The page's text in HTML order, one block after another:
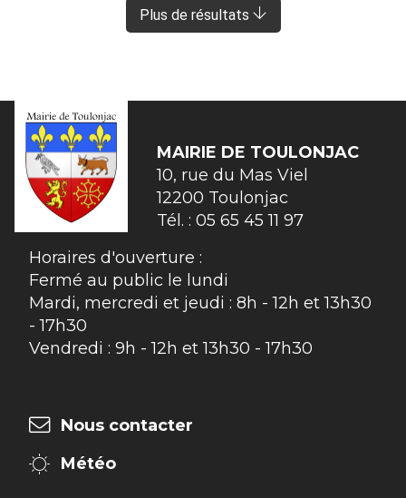
À 4.5 KM DE TOULONJACPlus de résultats
MAIRIE DE TOULONJAC
10, rue du Mas Viel
12200 Toulonjac
Tél. : 05 65 45 11 97
Horaires d'ouverture :
Fermé au public le lundi
Mardi, mercredi et jeudi : 8h - 12h et 13h30
- 17h30
Vendredi : 9h - 12h et 13h30 - 17h30
Nous contacter
Météo